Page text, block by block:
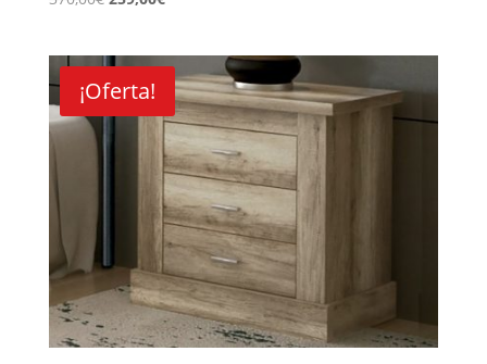
era:
370,00€.
es:
259,00€.
¡Oferta!